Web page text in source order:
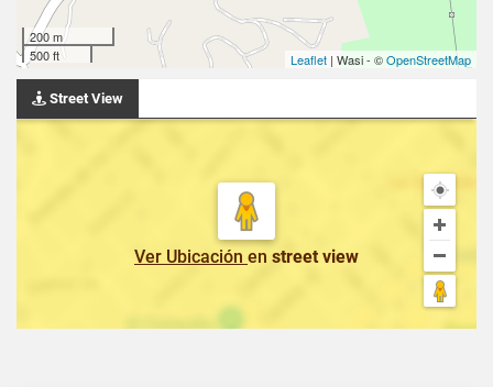
200 m
500 ft
Leaflet | Wasi - ©OpenStreetMap
Street View
Ver Ubicación en street view